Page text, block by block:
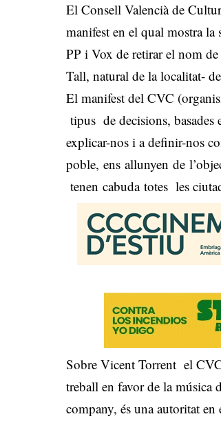
El Consell Valencià de
manifest en el qual mostra
PP i Vox de retirar el nom
Tall, natural de la localitat-
El manifest del CVC
tipus de decisions, basades
explicar-nos i a definir-nos
poble, ens allunyen de
tenen cabuda totes les
Sobre Vicent Torrent el
treball en favor de la música
company, és una autoritat